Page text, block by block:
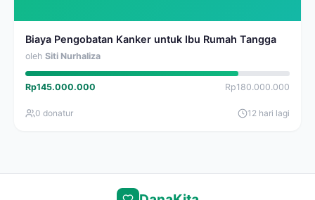
Biaya Pengobatan Kanker untuk Ibu Rumah Tangga
oleh Siti Nurhaliza
Rp145.000.000 Rp180.000.000
0 donatur 12 hari lagi